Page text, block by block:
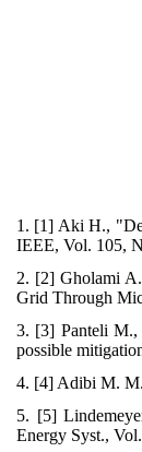
1. [1] Aki H.,
IEEE, Vol. 105,
2. [2] Gholami
Grid Through
3. [3] Panteli M.,
possible
4. [4] Adibi M.
5. [5]
Energy Syst.,